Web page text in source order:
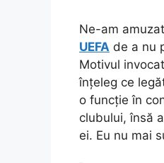
Ne-am
UEFA de a nu
Motivul
înțeleg ce
o funcție în
clubului, însă
ei. Eu nu mai